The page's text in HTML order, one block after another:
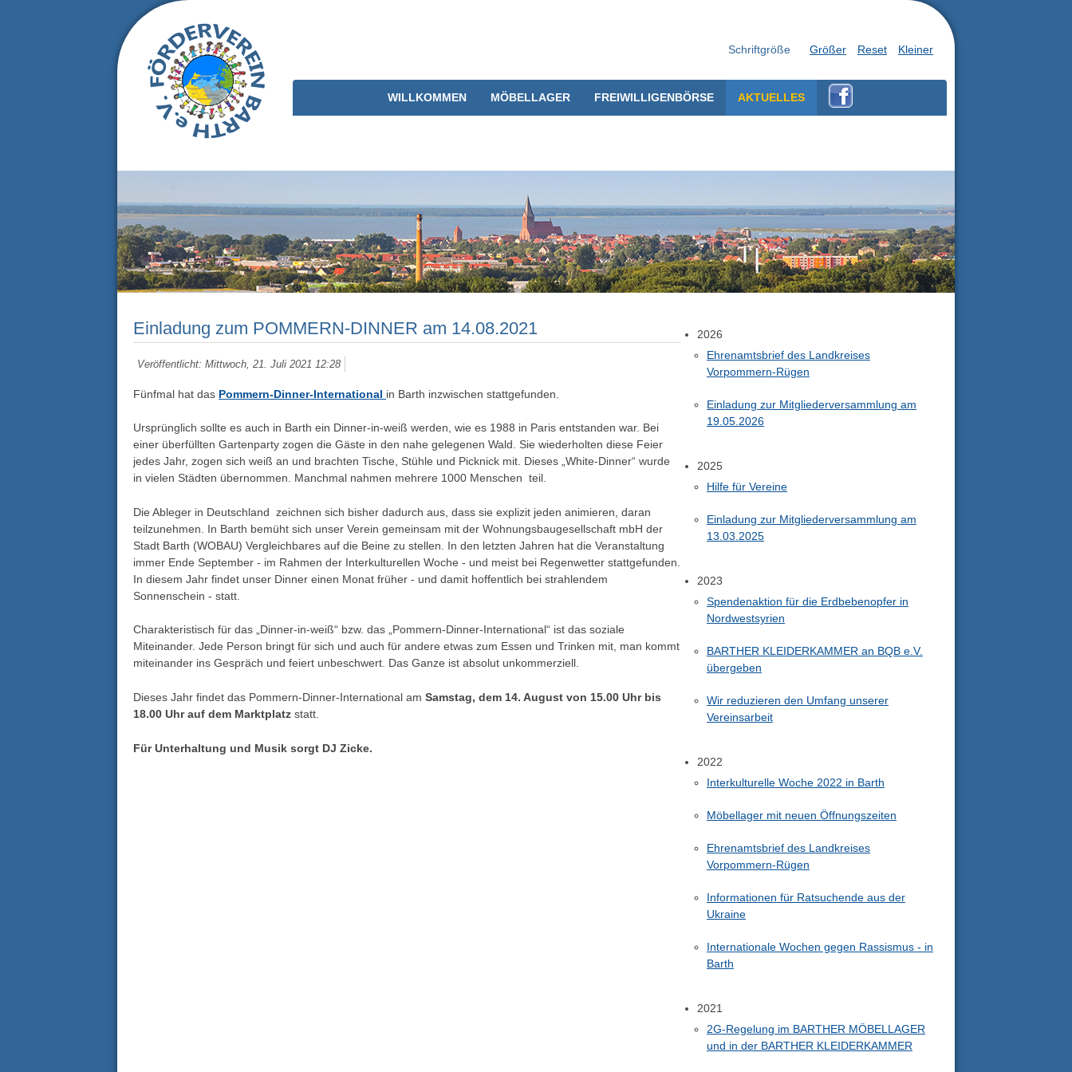
WILLKOMMEN MÖBELLAGER FREIWILLIGENBÖRSE AKTUELLES
Schriftgröße Größer Reset Kleiner
Einladung zum POMMERN-DINNER am 14.08.2021
Veröffentlicht: Mittwoch, 21. Juli 2021 12:28
Fünfmal hat das Pommern-Dinner-International in Barth inzwischen stattgefunden.
Ursprünglich sollte es auch in Barth ein Dinner-in-weiß werden, wie es 1988 in Paris entstanden war. Bei
einer überfüllten Gartenparty zogen die Gäste in den nahe gelegenen Wald. Sie wiederholten diese Feier
jedes Jahr, zogen sich weiß an und brachten Tische, Stühle und Picknick mit. Dieses „White-Dinner“ wurde
in vielen Städten übernommen. Manchmal nahmen mehrere 1000 Menschen teil.
Die Ableger in Deutschland zeichnen sich bisher dadurch aus, dass sie explizit jeden animieren, daran
teilzunehmen. In Barth bemüht sich unser Verein gemeinsam mit der Wohnungsbaugesellschaft mbH der
Stadt Barth (WOBAU) Vergleichbares auf die Beine zu stellen. In den letzten Jahren hat die Veranstaltung
immer Ende September - im Rahmen der Interkulturellen Woche - und meist bei Regenwetter stattgefunden.
In diesem Jahr findet unser Dinner einen Monat früher - und damit hoffentlich bei strahlendem
Sonnenschein - statt.
Charakteristisch für das „Dinner-in-weiß“ bzw. das „Pommern-Dinner-International“ ist das soziale
Miteinander. Jede Person bringt für sich und auch für andere etwas zum Essen und Trinken mit, man kommt
miteinander ins Gespräch und feiert unbeschwert. Das Ganze ist absolut unkommerziell.
Dieses Jahr findet das Pommern-Dinner-International am Samstag, dem 14. August von 15.00 Uhr bis
18.00 Uhr auf dem Marktplatz statt.
Für Unterhaltung und Musik sorgt DJ Zicke.
2026
Ehrenamtsbrief des Landkreises
Vorpommern-Rügen
Einladung zur Mitgliederversammlung am
19.05.2026
2025
Hilfe für Vereine
Einladung zur Mitgliederversammlung am
13.03.2025
2023
Spendenaktion für die Erdbebenopfer in
Nordwestsyrien
BARTHER KLEIDERKAMMER an BQB e.V.
übergeben
Wir reduzieren den Umfang unserer
Vereinsarbeit
2022
Interkulturelle Woche 2022 in Barth
Möbellager mit neuen Öffnungszeiten
Ehrenamtsbrief des Landkreises
Vorpommern-Rügen
Informationen für Ratsuchende aus der
Ukraine
Internationale Wochen gegen Rassismus - in
Barth
2021
2G-Regelung im BARTHER MÖBELLAGER
und in der BARTHER KLEIDERKAMMER